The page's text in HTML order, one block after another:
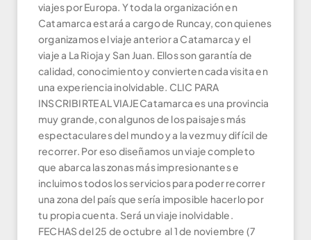
viajes por Europa. Y toda la organización en
Catamarca estará a cargo de Runcay, con quienes
organizamos el viaje anterior a Catamarca y el
viaje a La Rioja y San Juan. Ellos son garantía de
calidad, conocimiento y convierten cada visita en
una experiencia inolvidable. CLIC PARA
INSCRIBIRTE AL VIAJE Catamarca es una provincia
muy grande, con algunos de los paisajes más
espectaculares del mundo y a la vez muy difícil de
recorrer. Por eso diseñamos un viaje completo
que abarca las zonas más impresionantes e
incluimos todos los servicios para poder recorrer
una zona del país que sería imposible hacerlo por
tu propia cuenta. Será un viaje inolvidable.
FECHAS del 25 de octubre al 1 de noviembre (7